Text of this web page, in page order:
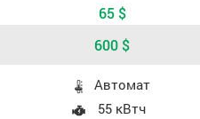
65 $
600 $
Aвтомат
55 кВтч